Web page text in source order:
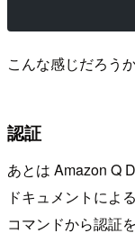
こんな感じだろうか
認証
あとは Amazon Q
ドキュメントによ
コマンドから認証